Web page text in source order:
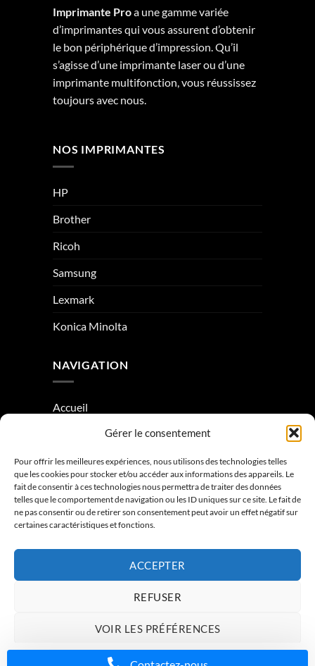
Gérer le consentement
Pour offrir les meilleures expériences, nous utilisons des technologies telles
que les cookies pour stocker et/ou accéder aux informations des appareils. Le
fait de consentir à ces technologies nous permettra de traiter des données
telles que le comportement de navigation ou les ID uniques sur ce site. Le fait de
ne pas consentir ou de retirer son consentement peut avoir un effet négatif sur
certaines caractéristiques et fonctions.
ACCEPTER
REFUSER
VOIR LES PRÉFÉRENCES
Charte de donnéesPolitique de confidentialité
Imprimante Proa une gamme variée
d’imprimantes qui vous assurent d’obtenir
le bon périphérique d’impression. Qu’il
s’agisse d’une imprimante laser ou d’une
imprimante multifonction, vous réussissez
toujours avec nous.
NOS IMPRIMANTES
HP
Brother
Ricoh
Samsung
Lexmark
Konica Minolta
NAVIGATION
Accueil
Condition générale de vente
Mentions légales
Contactez-nous
ACCUEIL À PROPOS CONTACTEZ-NOUS